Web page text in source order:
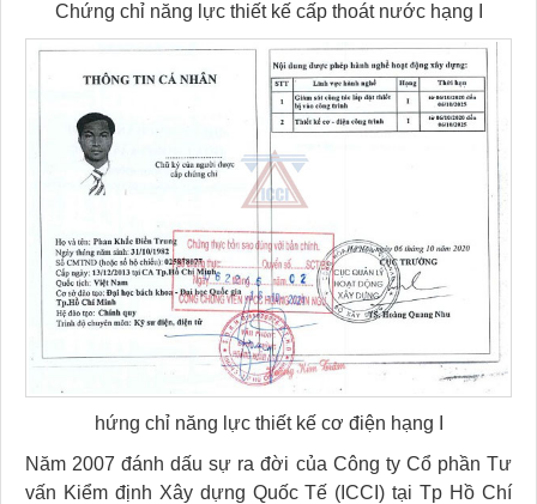
Chứng chỉ năng lực thiết kế cấp thoát nước hạng I
hứng chỉ năng lực thiết kế cơ điện hạng I
Năm 2007 đánh dấu sự ra đời của Công ty Cổ phần Tư
vấn Kiểm định Xây dựng Quốc Tế (ICCI) tại Tp Hồ Chí